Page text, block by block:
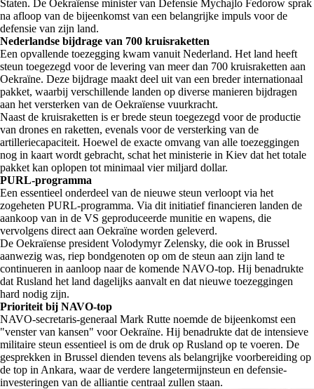
Staten. De Oekraïense minister van Defensie Mychajlo Fedorow sprak
na afloop van de bijeenkomst van een belangrijke impuls voor de
defensie van zijn land.
Nederlandse bijdrage van 700 kruisraketten
Een opvallende toezegging kwam vanuit Nederland. Het land heeft
steun toegezegd voor de levering van meer dan 700 kruisraketten aan
Oekraïne. Deze bijdrage maakt deel uit van een breder internationaal
pakket, waarbij verschillende landen op diverse manieren bijdragen
aan het versterken van de Oekraïense vuurkracht.
Naast de kruisraketten is er brede steun toegezegd voor de productie
van drones en raketten, evenals voor de versterking van de
artilleriecapaciteit. Hoewel de exacte omvang van alle toezeggingen
nog in kaart wordt gebracht, schat het ministerie in Kiev dat het totale
pakket kan oplopen tot minimaal vier miljard dollar.
PURL-programma
Een essentieel onderdeel van de nieuwe steun verloopt via het
zogeheten PURL-programma. Via dit initiatief financieren landen de
aankoop van in de VS geproduceerde munitie en wapens, die
vervolgens direct aan Oekraïne worden geleverd.
De Oekraïense president Volodymyr Zelensky, die ook in Brussel
aanwezig was, riep bondgenoten op om de steun aan zijn land te
continueren in aanloop naar de komende NAVO-top. Hij benadrukte
dat Rusland het land dagelijks aanvalt en dat nieuwe toezeggingen
hard nodig zijn.
Prioriteit bij NAVO-top
NAVO-secretaris-generaal Mark Rutte noemde de bijeenkomst een
"venster van kansen" voor Oekraïne. Hij benadrukte dat de intensieve
militaire steun essentieel is om de druk op Rusland op te voeren. De
gesprekken in Brussel dienden tevens als belangrijke voorbereiding op
de top in Ankara, waar de verdere langetermijnsteun en defensie-
investeringen van de alliantie centraal zullen staan.